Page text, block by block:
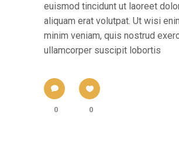
euismod tincidunt ut laoreet
aliquam erat volutpat. Ut wisi
minim veniam, quis nostrud
ullamcorper suscipit lobortis
0 0